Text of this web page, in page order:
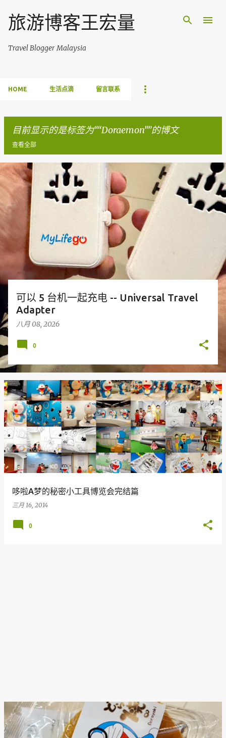
跳至主要内容
旅游博客王宏量
Travel Blogger Malaysia
HOME 生活点滴 留言联系
目前显示的是标签为“ Doraemon ”的博文
查看全部
博
文
可以 5 台机一起充电 -- Universal Travel
Adapter
八月 08, 2026
0
哆啦A梦的秘密小工具博览会完结篇
三月 16, 2014
0